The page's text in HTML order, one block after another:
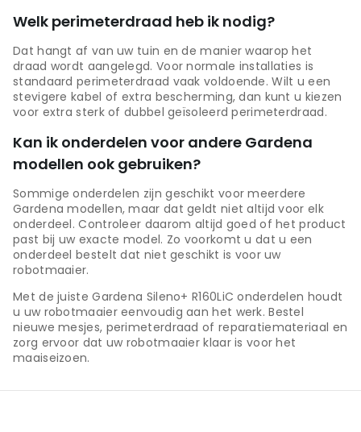
Welk perimeterdraad heb ik nodig?
Dat hangt af van uw tuin en de manier waarop het
draad wordt aangelegd. Voor normale installaties is
standaard perimeterdraad vaak voldoende. Wilt u een
stevigere kabel of extra bescherming, dan kunt u kiezen
voor extra sterk of dubbel geïsoleerd perimeterdraad.
Kan ik onderdelen voor andere Gardena
modellen ook gebruiken?
Sommige onderdelen zijn geschikt voor meerdere
Gardena modellen, maar dat geldt niet altijd voor elk
onderdeel. Controleer daarom altijd goed of het product
past bij uw exacte model. Zo voorkomt u dat u een
onderdeel bestelt dat niet geschikt is voor uw
robotmaaier.
Met de juiste Gardena Sileno+ R160LiC onderdelen houdt
u uw robotmaaier eenvoudig aan het werk. Bestel
nieuwe mesjes, perimeterdraad of reparatiemateriaal en
zorg ervoor dat uw robotmaaier klaar is voor het
maaiseizoen.